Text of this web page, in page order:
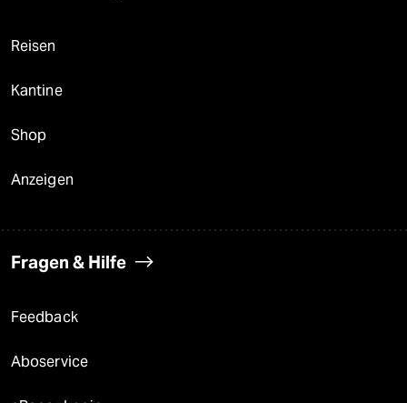
Reisen
Kantine
Shop
Anzeigen
Fragen & Hilfe
Feedback
Aboservice